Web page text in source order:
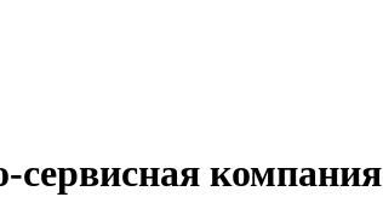
сервисная компания